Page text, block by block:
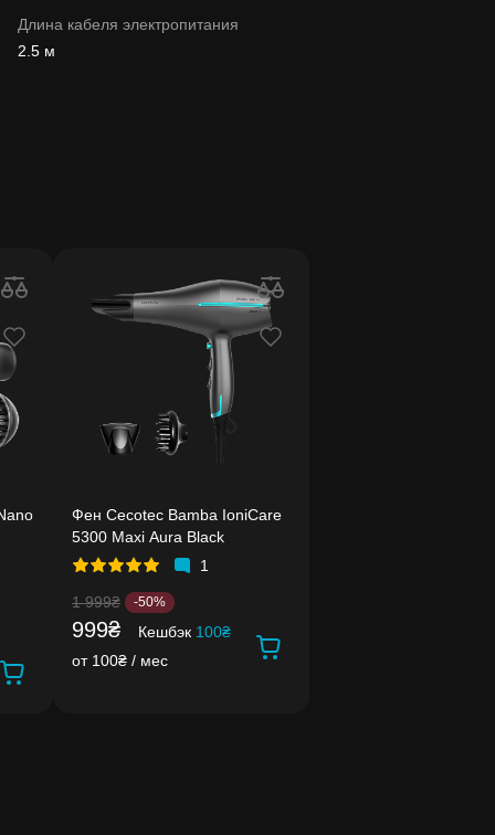
Длина кабеля электропитания
2.5 м
Фен Cecotec Bamba IoniCare
5300 Maxi Aura Black
1
1 999₴ -50%
999₴ Кешбэк 100₴
от 100₴ / мес